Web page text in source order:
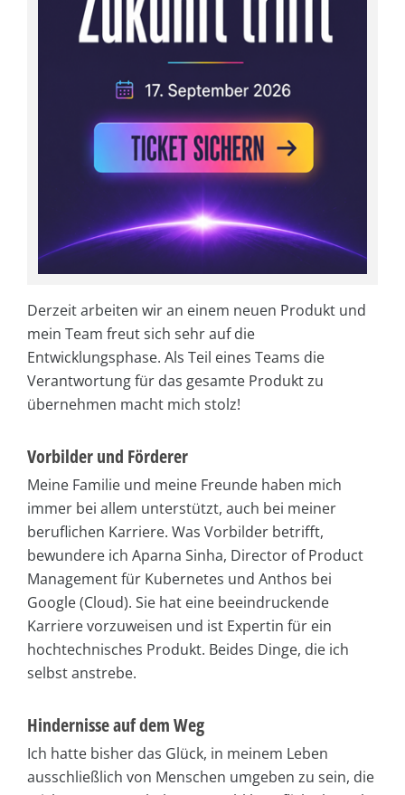
Derzeit arbeiten wir an einem neuen Produkt und
mein Team freut sich sehr auf die
Entwicklungsphase. Als Teil eines Teams die
Verantwortung für das gesamte Produkt zu
übernehmen macht mich stolz!
Vorbilder und Förderer
Meine Familie und meine Freunde haben mich
immer bei allem unterstützt, auch bei meiner
beruflichen Karriere. Was Vorbilder betrifft,
bewundere ich Aparna Sinha, Director of Product
Management für Kubernetes und Anthos bei
Google (Cloud). Sie hat eine beeindruckende
Karriere vorzuweisen und ist Expertin für ein
hochtechnisches Produkt. Beides Dinge, die ich
selbst anstrebe.
Hindernisse auf dem Weg
Ich hatte bisher das Glück, in meinem Leben
ausschließlich von Menschen umgeben zu sein, die